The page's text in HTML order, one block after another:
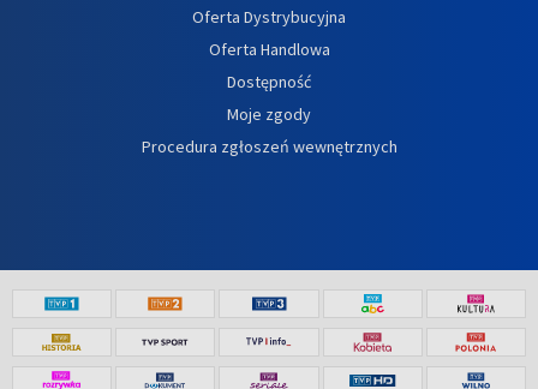
Oferta Dystrybucyjna
Oferta Handlowa
Dostępność
Moje zgody
Procedura zgłoszeń wewnętrznych